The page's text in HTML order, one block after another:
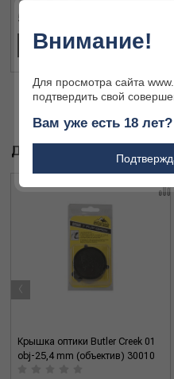
5 600 ₽
В КОРЗИНУ
ДРУГИЕ ТОВАРЫ
Крышка оптики Butler Creek 01
obj-25,4 mm (объектив) 30010
‹
Внимание!
Для просмотра сайта
подтвердить свой
Вам уже есть 18 лет?